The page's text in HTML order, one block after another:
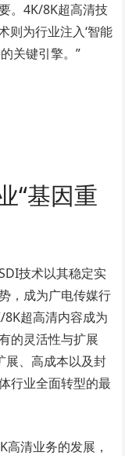
。4K/8K超高清技
则为行业注入‘智能
关键引擎。”
“基因重
技术以其稳定实
，成为广电传媒行
超高清内容成为
的灵活性与扩展
展、高成本以及封
行业全面转型的最
高清业务的发展，